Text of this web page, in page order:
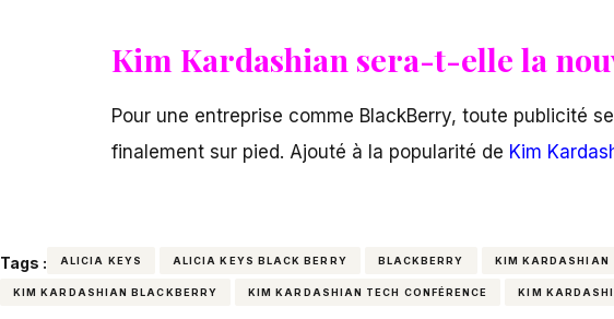
Kim Kardashian sera-t-elle la
Pour une entreprise comme BlackBerry, toute publicité
finalement sur pied. Ajouté à la popularité de Kim
Tags : ALICIA KEYS ALICIA KEYS BLACK BERRY BLACKBERRY KIM KARDASHIAN
KIM KARDASHIAN BLACKBERRY KIM KARDASHIAN TECH CONFÉRENCE KIM